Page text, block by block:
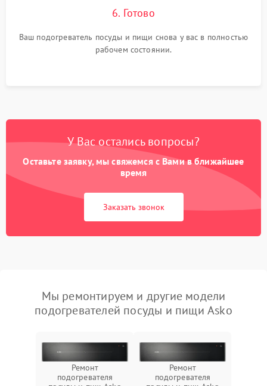
6. Готово
Ваш подогреватель посуды и пищи снова у вас в полностью
рабочем состоянии.
У Вас остались вопросы?
Оставьте заявку, мы свяжемся с Вами в ближайшее
время
Заказать звонок
Мы ремонтируем и другие модели
подогревателей посуды и пищи Asko
Ремонт
подогревателя
Ремонт
подогревателя